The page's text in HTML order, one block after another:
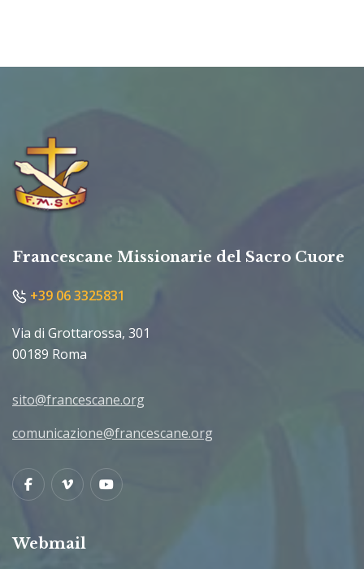
Francescane Missionarie del Sacro Cuore
+39 06 3325831
Via di Grottarossa, 301
00189 Roma
sito@francescane.org
comunicazione@francescane.org
FacebookVimeoYoutube
Webmail